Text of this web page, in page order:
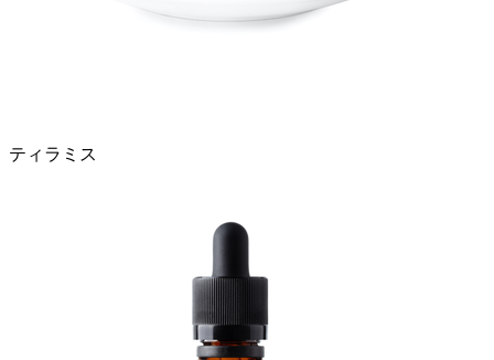
ティラミス